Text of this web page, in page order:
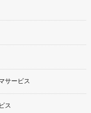
サービス
ス